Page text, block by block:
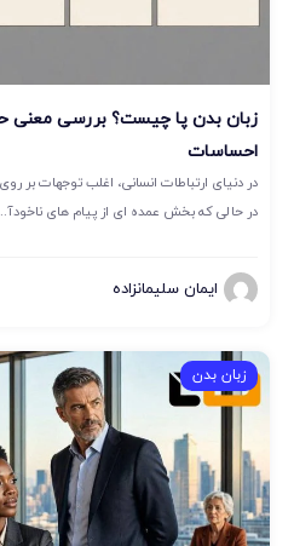
زبان بدن پا چیست؟ بررسی معنی
احساسات
در دنیای ارتباطات انسانی، اغلب توجهات
در حالی که بخش عمده ای از پیام های
ایمان سلیمانزاده
زبان بدن